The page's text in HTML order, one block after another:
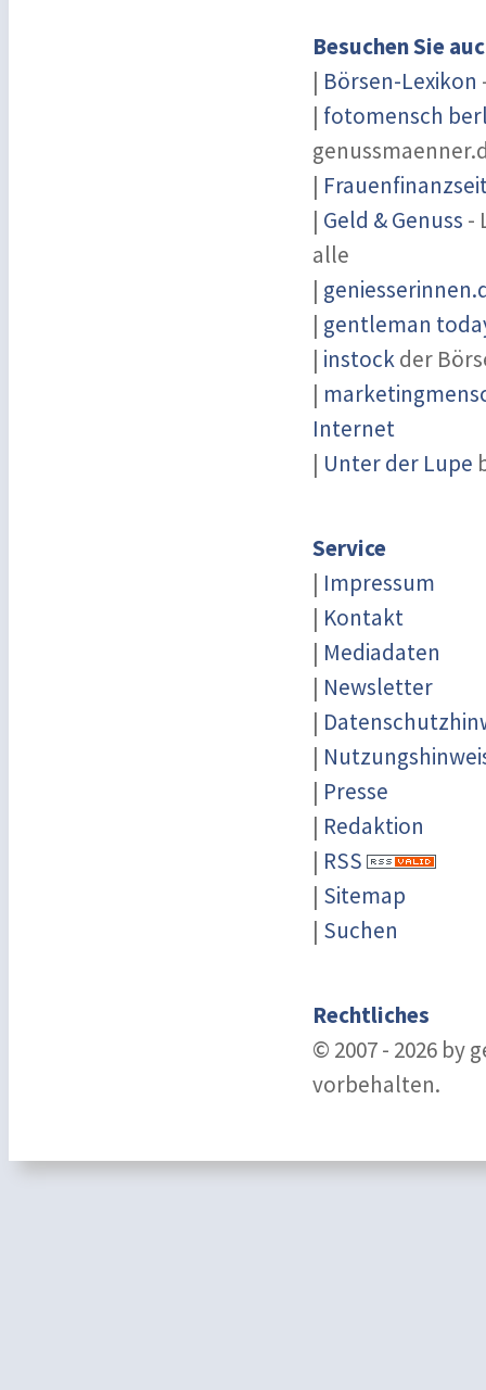
Besuchen Sie
| Börsen-Lexikon
| fotomensch
|
| Geld & Genuss -
alle
|
| gentleman
| instockder
|
Internet
| Unter der Lupe
Service
| Impressum
| Kontakt
| Mediadaten
| Newsletter
|
|
| Presse
| Redaktion
| RSS
| Sitemap
| Suchen
Rechtliches
© 2007 - 2026 by
vorbehalten.